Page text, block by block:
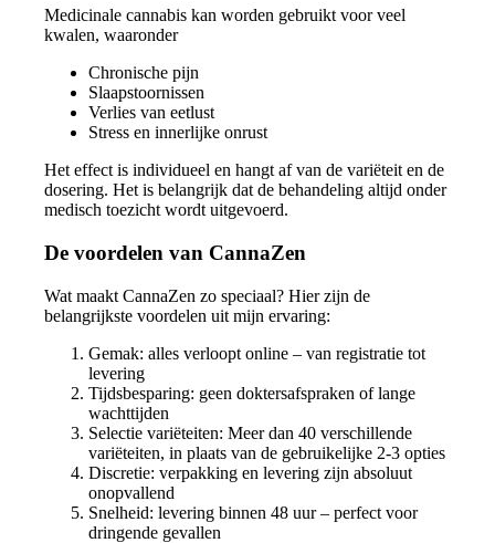
Medicinale cannabis kan worden gebruikt voor veel
kwalen, waaronder
Chronische pijn
Slaapstoornissen
Verlies van eetlust
Stress en innerlijke onrust
Het effect is individueel en hangt af van de variëteit en de
dosering. Het is belangrijk dat de behandeling altijd onder
medisch toezicht wordt uitgevoerd.
De voordelen van CannaZen
Wat maakt CannaZen zo speciaal? Hier zijn de
belangrijkste voordelen uit mijn ervaring:
Gemak: alles verloopt online – van registratie tot
levering
Tijdsbesparing: geen doktersafspraken of lange
wachttijden
Selectie variëteiten: Meer dan 40 verschillende
variëteiten, in plaats van de gebruikelijke 2-3 opties
Discretie: verpakking en levering zijn absoluut
onopvallend
Snelheid: levering binnen 48 uur – perfect voor
dringende gevallen